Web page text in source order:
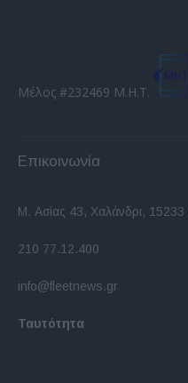
Μέλος #232469 Μ.Η.Τ.
Επικοινωνία
Μ. Ασίας 43, Χαλάνδρι, 15233
210 77.12.400
info@fleetnews.gr
Ταυτότητα